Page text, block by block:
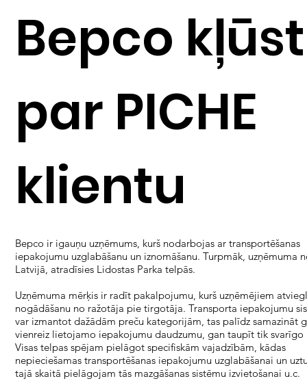
Bepco kļūst
par PICHE
klientu
Bepco ir igauņu uzņēmums, kurš nodarbojas ar transportēšanas
iepakojumu uzglabāšanu un iznomāšanu. Turpmāk, uzņēmuma
Latvijā, atradīsies Lidostas Parka telpās.
Uzņēmuma mērķis ir radīt pakalpojumu, kurš uzņēmējiem
nogādāšanu no ražotāja pie tirgotāja. Transporta iepakojumu
var izmantot dažādām preču kategorijām, tas palīdz samazināt
vienreiz lietojamo iepakojumu daudzumu, gan taupīt tik
Visas telpas spējam pielāgot specifiskām vajadzībām, kādas
nepieciešamas transportēšanas iepakojumu uzglabāšanai un
tajā skaitā pielāgojam tās mazgāšanas sistēmu izvietošanai u.c.